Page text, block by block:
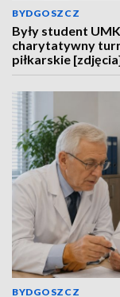
BYDGOSZCZ
Były student
charytatywny
piłkarskie
BYDGOSZCZ